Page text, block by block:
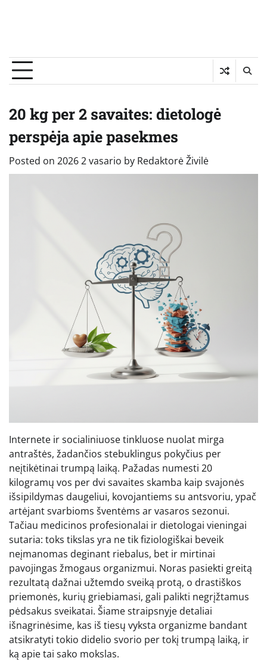
20 kg per 2 savaites: dietologė
perspėja apie pasekmes
Posted on 2026 2 vasario by Redaktorė Živilė
Internete ir socialiniuose tinkluose nuolat mirga
antraštės, žadančios stebuklingus pokyčius per
neįtikėtinai trumpą laiką. Pažadas numesti 20
kilogramų vos per dvi savaites skamba kaip svajonės
išsipildymas daugeliui, kovojantiems su antsvoriu, ypač
artėjant svarbioms šventėms ar vasaros sezonui.
Tačiau medicinos profesionalai ir dietologai vieningai
sutaria: toks tikslas yra ne tik fiziologiškai beveik
neįmanomas deginant riebalus, bet ir mirtinai
pavojingas žmogaus organizmui. Noras pasiekti greitą
rezultatą dažnai užtemdo sveiką protą, o drastiškos
priemonės, kurių griebiamasi, gali palikti negrįžtamus
pėdsakus sveikatai. Šiame straipsnyje detaliai
išnagrinėsime, kas iš tiesų vyksta organizme bandant
atsikratyti tokio didelio svorio per tokį trumpą laiką, ir
ką apie tai sako mokslas.